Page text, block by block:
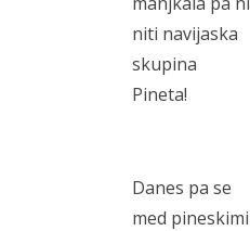
niti navijaska
skupina
Pineta!
Danes pa se
med pineskimi